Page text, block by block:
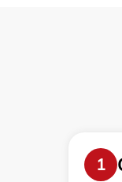
1